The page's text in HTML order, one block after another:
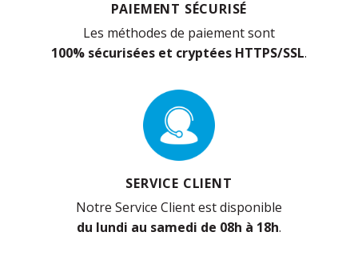
PAIEMENT SÉCURISÉ
Les méthodes de paiement sont
100% sécurisées et cryptées HTTPS/SSL.
SERVICE CLIENT
Notre Service Client est disponible
du lundi au samedi de 08h à 18h.